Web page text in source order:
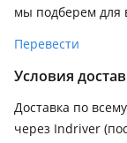
мы подберем для
Перевести
Условия
Доставка по
через Indriver